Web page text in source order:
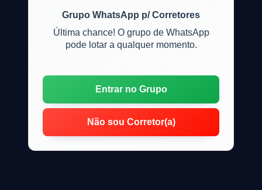
Grupo WhatsApp p/ Corretores
Última chance! O grupo de WhatsApp
pode lotar a qualquer momento.
Entrar no Grupo
Não sou Corretor(a)